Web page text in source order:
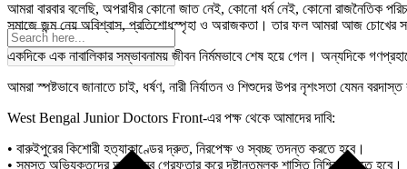
আমরা বারবার বলেছি, অপরাধীর কোনো জাত নেই, কোনো ধর্ম নেই, কোনো রাজনৈতিক
সমাজে জন্ম নেয় অবিশ্বাস, প্রতিশোধস্পৃহা ও অরাজকতা। তার ফল আমরা আজ চোখের
একদিকে এক নাবালিকার সম্ভাবনাময় জীবন নির্মমভাবে শেষ হয়ে গেল। অন্যদিকে
আমরা স্পষ্টভাবে জানাতে চাই, ধর্ষণ, নারী নির্যাতন ও শিশুদের উপর নৃশংসতা যেমন
West Bengal Junior Doctors Front-এর পক্ষ থেকে আমাদের দাবি:
• বারুইপুরের কিশোরী হত্যাকাণ্ডের দ্রুত, নিরপেক্ষ ও স্বচ্ছ তদন্ত করতে হবে।
• সমস্ত অভিযুক্তদের অবিলম্বে গ্রেফতার করে দৃষ্টান্তমূলক শাস্তি নিশ্চিত করতে হবে।